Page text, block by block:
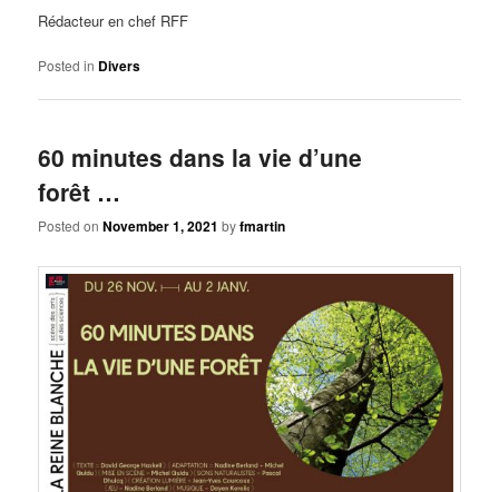
Rédacteur en chef RFF
Posted in Divers
60 minutes dans la vie d’une
forêt …
Posted onNovember 1, 2021 byfmartin